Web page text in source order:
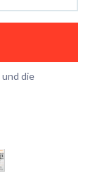
und die